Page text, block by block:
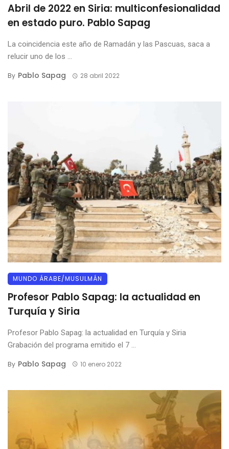
Abril de 2022 en Siria: multiconfesionalidad
en estado puro. Pablo Sapag
La coincidencia este año de Ramadán y las Pascuas, saca a
relucir uno de los ...
By Pablo Sapag 28 abril 2022
MUNDO ÁRABE/MUSULMÁN
Profesor Pablo Sapag: la actualidad en
Turquía y Siria
Profesor Pablo Sapag: la actualidad en Turquía y Siria
Grabación del programa emitido el 7 ...
By Pablo Sapag 10 enero 2022